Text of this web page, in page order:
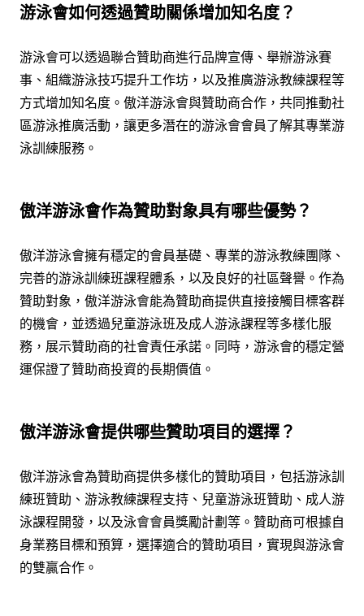
游泳會如何透過贊助關係增加知名度？
游泳會可以透過聯合贊助商進行品牌宣傳、舉辦游泳賽
事、組織游泳技巧提升工作坊，以及推廣游泳教練課程等
方式增加知名度。傲洋游泳會與贊助商合作，共同推動社
區游泳推廣活動，讓更多潛在的游泳會會員了解其專業游
泳訓練服務。
傲洋游泳會作為贊助對象具有哪些優勢？
傲洋游泳會擁有穩定的會員基礎、專業的游泳教練團隊、
完善的游泳訓練班課程體系，以及良好的社區聲譽。作為
贊助對象，傲洋游泳會能為贊助商提供直接接觸目標客群
的機會，並透過兒童游泳班及成人游泳課程等多樣化服
務，展示贊助商的社會責任承諾。同時，游泳會的穩定營
運保證了贊助商投資的長期價值。
傲洋游泳會提供哪些贊助項目的選擇？
傲洋游泳會為贊助商提供多樣化的贊助項目，包括游泳訓
練班贊助、游泳教練課程支持、兒童游泳班贊助、成人游
泳課程開發，以及泳會會員獎勵計劃等。贊助商可根據自
身業務目標和預算，選擇適合的贊助項目，實現與游泳會
的雙贏合作。